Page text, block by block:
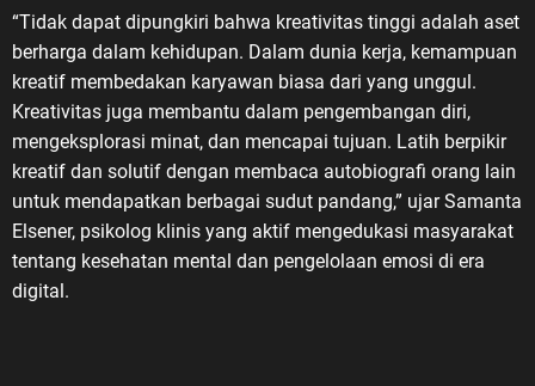
“Tidak dapat dipungkiri bahwa kreativitas tinggi adalah aset
berharga dalam kehidupan. Dalam dunia kerja, kemampuan
kreatif membedakan karyawan biasa dari yang unggul.
Kreativitas juga membantu dalam pengembangan diri,
mengeksplorasi minat, dan mencapai tujuan. Latih berpikir
kreatif dan solutif dengan membaca autobiografi orang lain
untuk mendapatkan berbagai sudut pandang,” ujar Samanta
Elsener, psikolog klinis yang aktif mengedukasi masyarakat
tentang kesehatan mental dan pengelolaan emosi di era
digital.